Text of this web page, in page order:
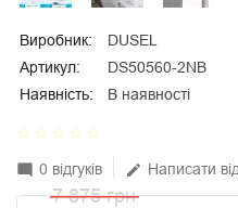
Виробник:
DUSEL
Артикул:
DS50560-2NB
Наявність:
В наявності
star_border star_border star_border star_border star_border
mode_comment 0 відгуків edit Написати
7 875 грн